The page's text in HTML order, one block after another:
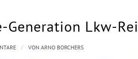
Generation Lkw-
/ VON ARNO BORCHERS